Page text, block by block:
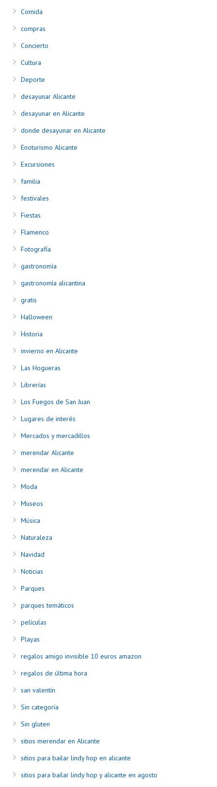
Comida
compras
Concierto
Cultura
Deporte
desayunar Alicante
desayunar en Alicante
donde desayunar en Alicante
Enoturismo Alicante
Excursiones
familia
festivales
Fiestas
Flamenco
Fotografía
gastronomía
gastronomía alicantina
gratis
Halloween
Historia
invierno en Alicante
Las Hogueras
Librerías
Los Fuegos de San Juan
Lugares de interés
Mercados y mercadillos
merendar Alicante
merendar en Alicante
Moda
Museos
Música
Naturaleza
Navidad
Noticias
Parques
parques temáticos
películas
Playas
regalos amigo invisible 10 euros amazon
regalos de última hora
san valentín
Sin categoría
Sin gluten
sitios merendar en Alicante
sitios para bailar lindy hop en alicante
sitios para bailar lindy hop y alicante en agosto